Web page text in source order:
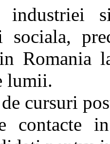
industriei
sociala,
Romania
lumii.
cursuri
contacte